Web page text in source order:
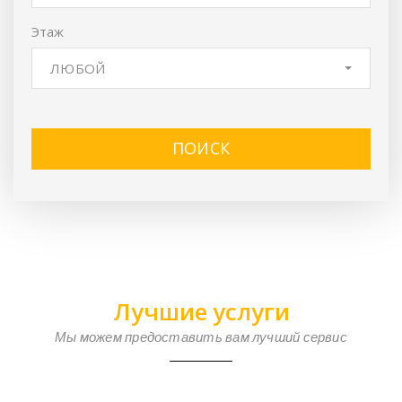
Этаж
ЛЮБОЙ
ПОИСК
Лучшие услуги
Мы можем предоставить вам лучший сервис